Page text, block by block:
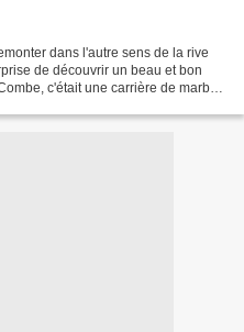
dans l'autre sens de la rive
de découvrir un beau et bon
c'était une carrière de marbre